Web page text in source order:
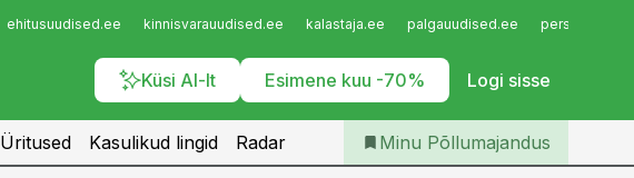
ehitusuudised.ee kinnisvarauudised.ee kalastaja.ee palgauudised.ee
Küsi AI-lt Esimene kuu -70% Logi sisse
Iseteenindus
Telli Põllumajandus
Üritused Kasulikud lingid Radar Minu Põllumajandus